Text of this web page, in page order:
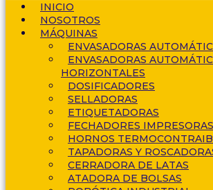
INICIO
NOSOTROS
MÁQUINAS
ENVASADORAS
ENVASADORAS
HORIZONTALES
DOSIFICADORES
SELLADORAS
ETIQUETADORAS
FECHADORES IMPRESORAS
HORNOS
TAPADORAS Y
CERRADORA DE LATAS
ATADORA DE BOLSAS